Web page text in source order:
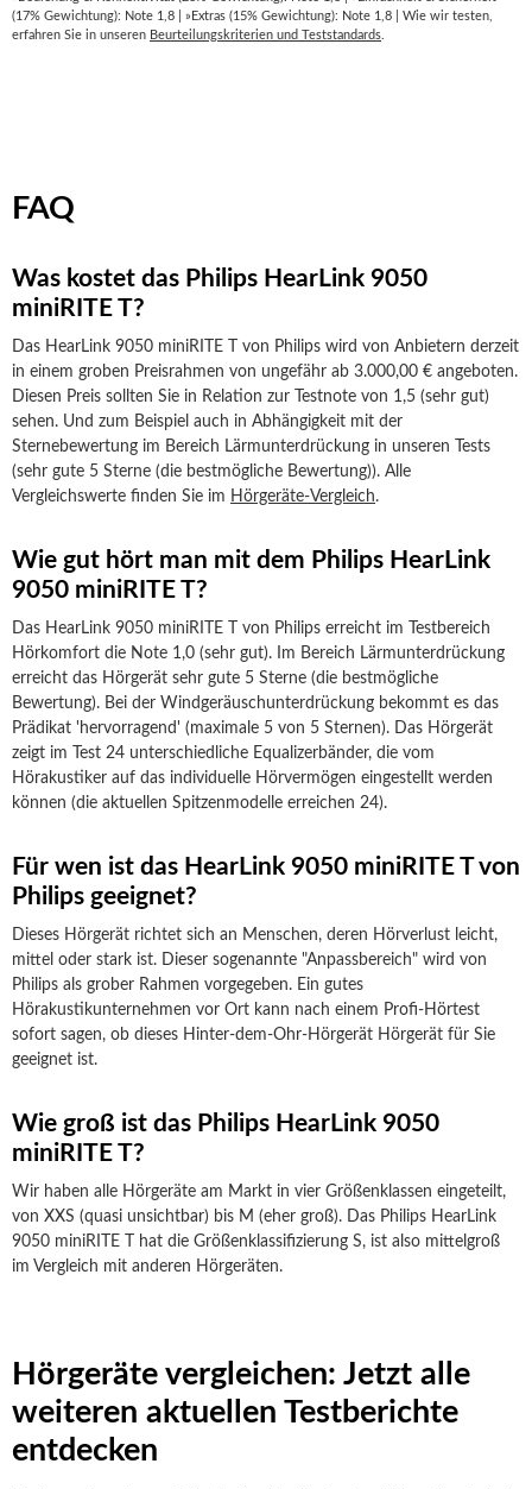
(17% Gewichtung): Note 1,8 | »Extras (15% Gewichtung): Note 1,8 | Wie wir testen,
erfahren Sie in unseren Beurteilungskriterien und Teststandards
FAQ
Was kostet das Philips HearLink 9050
miniRITE T?
Das HearLink 9050 miniRITE T von Philips wird von Anbietern derzeit
in einem groben Preisrahmen von ungefähr ab 3.000,00 € angeboten.
Diesen Preis sollten Sie in Relation zur Testnote von 1,5 (sehr gut)
sehen. Und zum Beispiel auch in Abhängigkeit mit der
Sternebewertung im Bereich Lärmunterdrückung in unseren Tests
(sehr gute 5 Sterne (die bestmögliche Bewertung)). Alle
Vergleichswerte finden Sie im Hörgeräte-Vergleich.
Wie gut hört man mit dem Philips HearLink
9050 miniRITE T?
Das HearLink 9050 miniRITE T von Philips erreicht im Testbereich
Hörkomfort die Note 1,0 (sehr gut). Im Bereich Lärmunterdrückung
erreicht das Hörgerät sehr gute 5 Sterne (die bestmögliche
Bewertung). Bei der Windgeräuschunterdrückung bekommt es das
Prädikat 'hervorragend' (maximale 5 von 5 Sternen). Das Hörgerät
zeigt im Test 24 unterschiedliche Equalizerbänder, die vom
Hörakustiker auf das individuelle Hörvermögen eingestellt werden
können (die aktuellen Spitzenmodelle erreichen 24).
Für wen ist das HearLink 9050 miniRITE T von
Philips geeignet?
Dieses Hörgerät richtet sich an Menschen, deren Hörverlust leicht,
mittel oder stark ist. Dieser sogenannte "Anpassbereich" wird von
Philips als grober Rahmen vorgegeben. Ein gutes
Hörakustikunternehmen vor Ort kann nach einem Profi-Hörtest
sofort sagen, ob dieses Hinter-dem-Ohr-Hörgerät Hörgerät für Sie
geeignet ist.
Wie groß ist das Philips HearLink 9050
miniRITE T?
Wir haben alle Hörgeräte am Markt in vier Größenklassen eingeteilt,
von XXS (quasi unsichtbar) bis M (eher groß). Das Philips HearLink
9050 miniRITE T hat die Größenklassifizierung S, ist also mittelgroß
im Vergleich mit anderen Hörgeräten.
Hörgeräte vergleichen: Jetzt alle
weiteren aktuellen Testberichte
entdecken